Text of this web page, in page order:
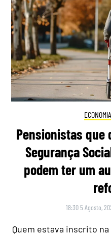
ECONOMIA
Pensionistas que
Segurança
podem ter um
18:30 5 Agosto,
Quem estava inscrito